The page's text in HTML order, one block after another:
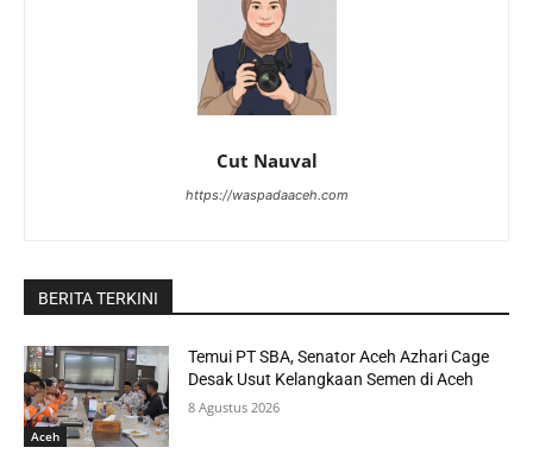
Cut Nauval
https://waspadaaceh.com
BERITA TERKINI
Aceh
Temui PT SBA, Senator Aceh Azhari Cage
Desak Usut Kelangkaan Semen di Aceh
8 Agustus 2026